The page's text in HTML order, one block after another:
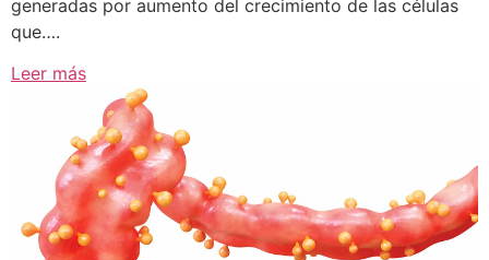
generadas por aumento del crecimiento de las células
que….
Leer más